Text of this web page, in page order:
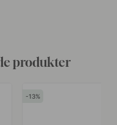
produkter
13